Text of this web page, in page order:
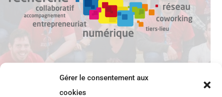
Gérer le consentement aux
cookies